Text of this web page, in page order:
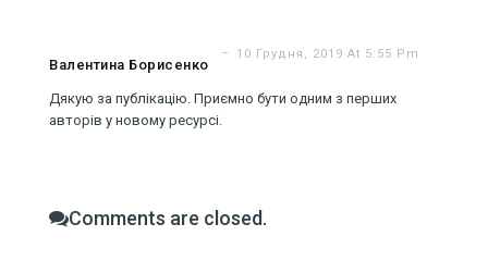
Валентина Борисенко
10 Грудня, 2019 At 5:55 Pm
Дякую за публікацію. Приємно бути одним з перших
авторів у новому ресурсі.
Comments are closed.